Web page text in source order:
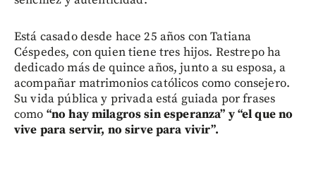
Está casado desde hace 25 años con Tatiana
Céspedes, con quien tiene tres hijos. Restrepo ha
dedicado más de quince años, junto a su esposa, a
acompañar matrimonios católicos como consejero.
Su vida pública y privada está guiada por frases
como “no hay milagros sin esperanza” y “el que no
vive para servir, no sirve para vivir”.